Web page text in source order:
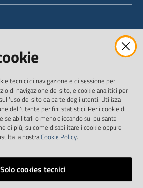
tecnici di navigazione e di sessione per
di navigazione del sito, e cookie analitici per
del sito da parte degli utenti. Utilizza
dell'utente per fini statistici. Per i cookie di
se abilitarli o meno cliccando sul pulsante
di più, su come disabilitare i cookie oppure
la nostraCookie Policy.
Solo cookies tecnici